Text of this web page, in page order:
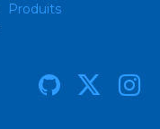
Produits